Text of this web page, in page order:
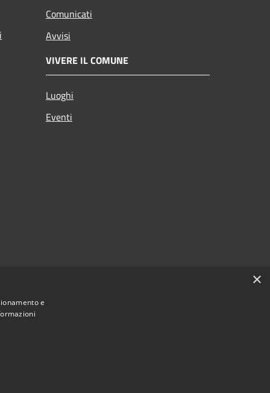
Comunicati
Avvisi
VIVERE IL COMUNE
Luoghi
Eventi
×
e